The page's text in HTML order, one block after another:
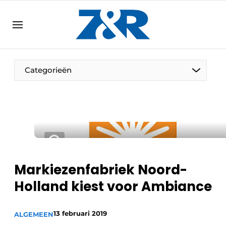
DE EN
NL
Categorieën
Markiezenfabriek Noord-
Holland kiest voor Ambiance
ALGEMEEN13 februari 2019